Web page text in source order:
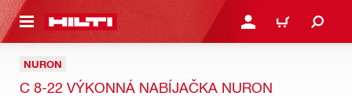
HLAVNÝ OBSAH PRIHLÁSIŤ ALEBO
KOŠÍK
NURON
C 8-22 VÝKONNÁ NABÍJAČKA NURON